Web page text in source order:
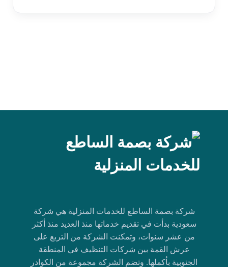
شركة بصمة الساطع للخدمات المنزلية هي شركة
سعودية بدأت في تقديم خدماتها منذ العديد منذ أكثر
من عشر سنوات، وتمكنت الشركة من التربع على
عرش القمة بين شركات التنظيف في المنطقة
الجنوبية بأكملها. وتضم الشركة مجموعة من الكوادر